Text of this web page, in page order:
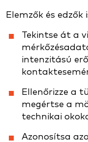
Elemzők és edzők
Tekintse át a
intenzitású
Ellenőrizze a
megértse a
technikai
Azonosítsa